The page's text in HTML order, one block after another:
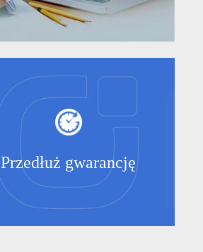
Przedłuż gwarancję